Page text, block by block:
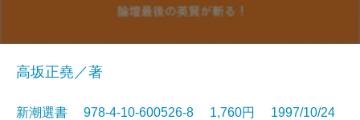
高坂正堯／著
新潮選書 978-4-10-600526-8 1,760円 1997/10/24